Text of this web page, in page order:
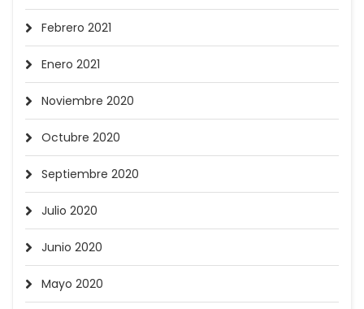
Febrero 2021
Enero 2021
Noviembre 2020
Octubre 2020
Septiembre 2020
Julio 2020
Junio 2020
Mayo 2020